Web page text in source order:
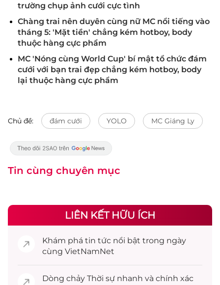
trường chụp ảnh cưới cực tình
Chàng trai nên duyên cùng nữ MC nổi tiếng vào
tháng 5: 'Mặt tiền' chẳng kém hotboy, body
thuộc hàng cực phẩm
MC 'Nóng cùng World Cup' bí mật tổ chức đám
cưới với bạn trai đẹp chẳng kém hotboy, body
lại thuộc hàng cực phẩm
Chủ đề: đám cưới YOLO MC Giáng Ly
Tin cùng chuyên mục
LIÊN KẾT HỮU ÍCH
Khám phá tin tức nổi bật trong ngày
cùng VietNamNet
Dòng chảy Thời sự nhanh và chính xác